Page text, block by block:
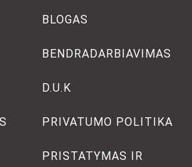
BLOGAS
BENDRADARBIAVIMAS
D.U.K
PRIVATUMO POLITIKA
PRISTATYMAS IR